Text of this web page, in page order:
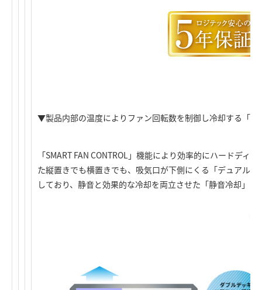
▼製品内部の温度によりファン回転数を制御し冷却する「
「SMART FAN CONTROL」機能により効率的にハードディ
た縦置きでも横置きでも、吸気口が下側にくる「デュアル
しており、静音と効果的な冷却を両立させた「静音冷却」を